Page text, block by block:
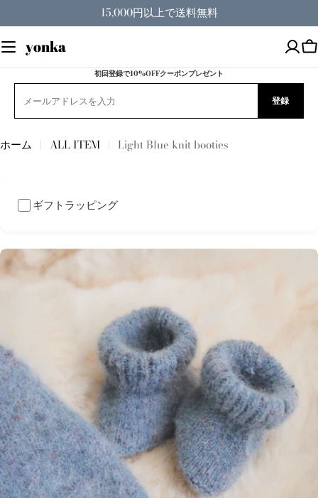
ン
テ
ッ
15,000円以上で送料無料
yonka
初回登録で10%OFFクーポンプレゼント
登録
ホーム ALL ITEM Light Blue knit booties
ギフトラッピング
商
品
ス
キ
ッ
プ
ディア 0 をモーダルで開く